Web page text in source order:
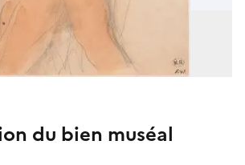
du bien muséal